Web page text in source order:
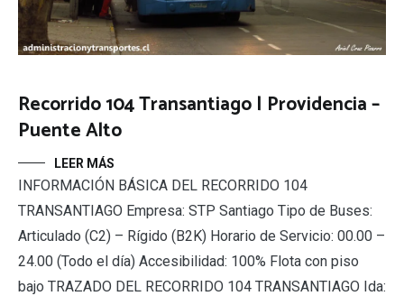
Recorrido 104 Transantiago | Providencia –
Puente Alto
LEER MÁS
INFORMACIÓN BÁSICA DEL RECORRIDO 104
TRANSANTIAGO Empresa: STP Santiago Tipo de Buses:
Articulado (C2) – Rígido (B2K) Horario de Servicio: 00.00 –
24.00 (Todo el día) Accesibilidad: 100% Flota con piso
bajo TRAZADO DEL RECORRIDO 104 TRANSANTIAGO Ida: